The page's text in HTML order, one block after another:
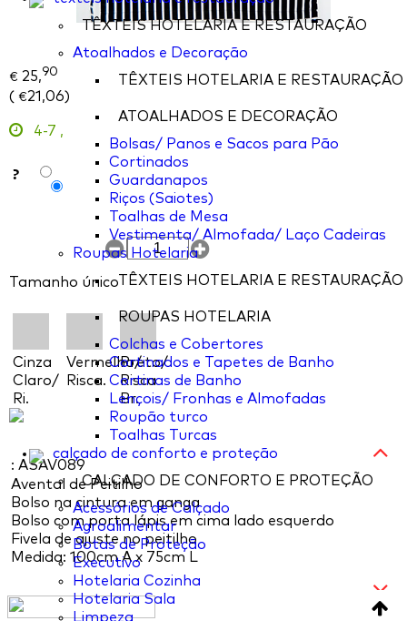
TÊXTEIS HOTELARIA E RESTAURAÇÃO
Atoalhados e Decoração
TÊXTEIS HOTELARIA E RESTAURAÇÃO
ATOALHADOS E DECORAÇÃO
Bolsas/ Panos e Sacos para Pão
Cortinados
Guardanapos
Riços (Saiotes)
Toalhas de Mesa
Vestimenta/ Almofada/ Laço Cadeiras
Roupas Hotelaria
TÊXTEIS HOTELARIA E RESTAURAÇÃO
ROUPAS HOTELARIA
Colchas e Cobertores
Cortinados e Tapetes de Banho
Cortinas de Banho
Lençois/ Fronhas e Almofadas
Roupão turco
Toalhas Turcas
calçado de conforto e proteção
CALÇADO DE CONFORTO E PROTEÇÃO
Acessórios de Calçado
Agroalimentar
Botas de Proteção
Executivo
Hotelaria Cozinha
Hotelaria Sala
Limpeza
€ 25,90
( €21,06)
4-7 ,
?
Tamanho único
Cinza
Claro/
Ri.
Vermelho/
Risca.
Preto/
Risca
Br.
: ASAV089
Avental de Peitilho
Bolso na cintura em ganga
Bolso com porta lápis em cima lado esquerdo
Fivela de ajuste no peitilho
Medida: 100cm A x 75cm L